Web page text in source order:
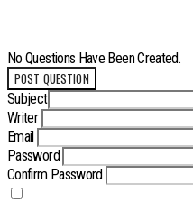
No Questions Have Been Created.
POST QUESTION
Subject
Writer
Email
Password
Confirm Password